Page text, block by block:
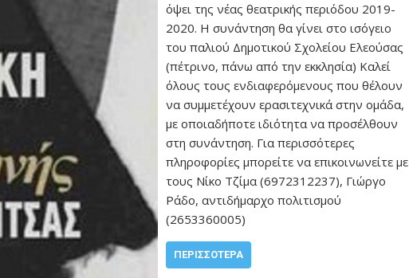
όψει της νέας θεατρικής περιόδου 2019-
2020. Η συνάντηση θα γίνει στο ισόγειο
του παλιού Δημοτικού Σχολείου Ελεούσας
(πέτρινο, πάνω από την εκκλησία) Καλεί
όλους τους ενδιαφερόμενους που θέλουν
να συμμετέχουν ερασιτεχνικά στην ομάδα,
με οποιαδήποτε ιδιότητα να προσέλθουν
στη συνάντηση. Για περισσότερες
πληροφορίες μπορείτε να επικοινωνείτε με
τους Νίκο Τζίμα (6972312237), Γιώργο
Ράδο, αντιδήμαρχο πολιτισμού
(2653360005)
ΠΕΡΙΣΣΌΤΕΡΑ